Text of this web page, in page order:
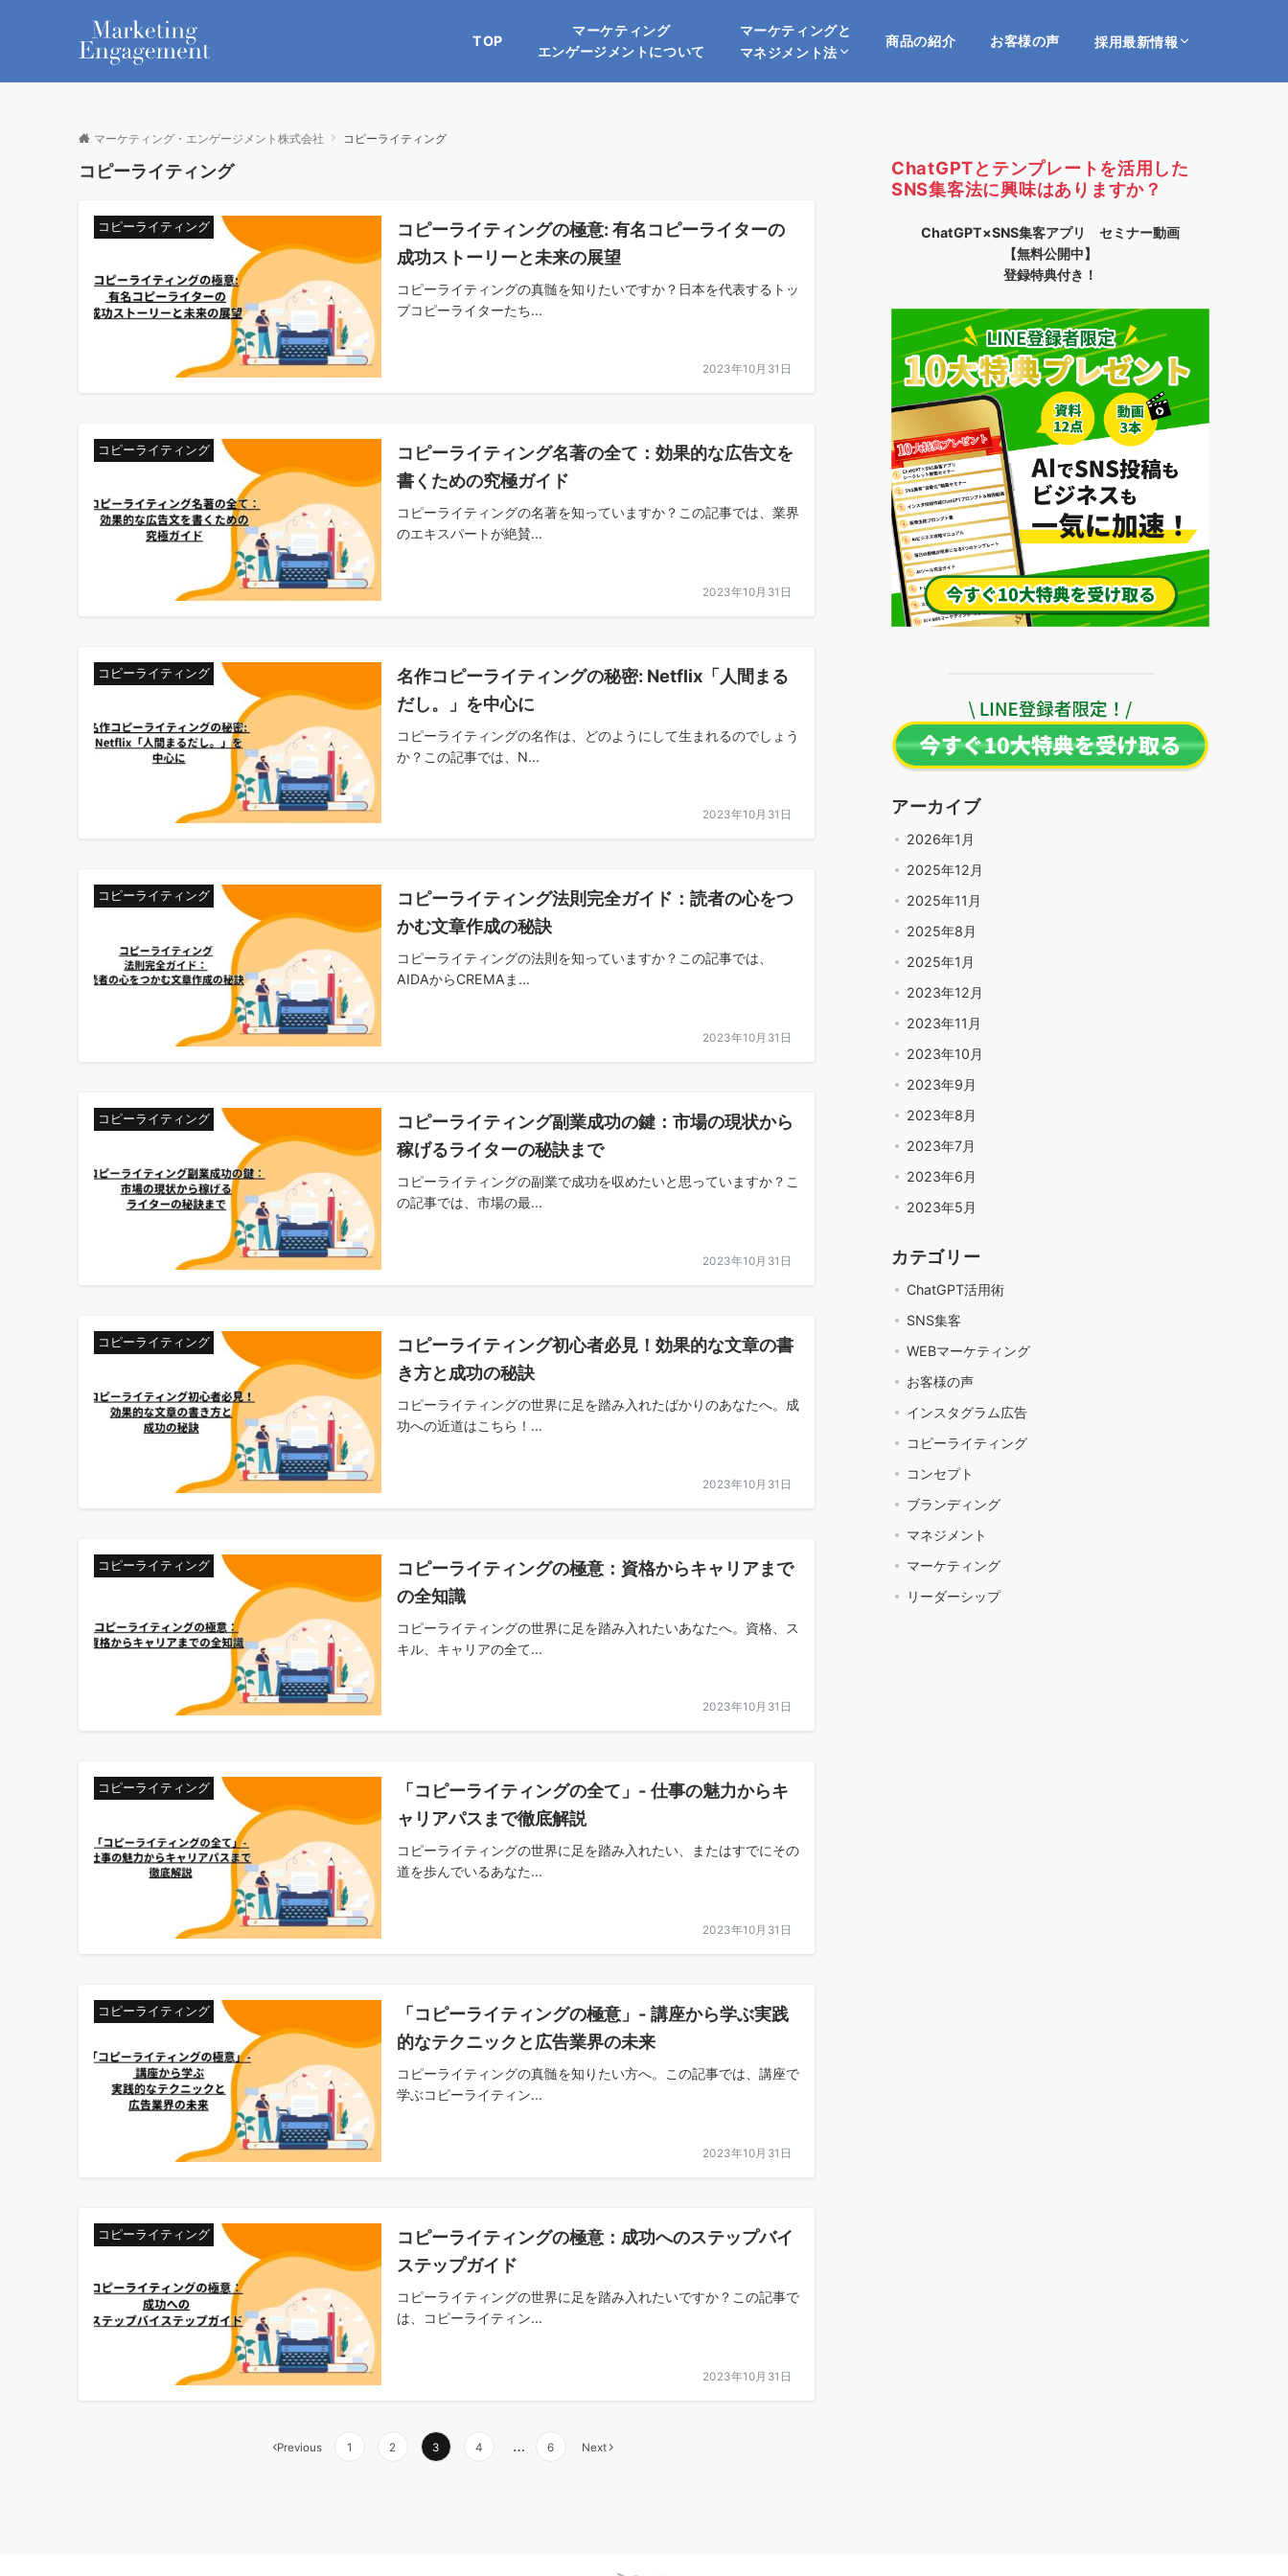
TOP
マーケティング
エンゲージメントについて
マーケティングと
マネジメント法
商品の紹介 お客様の声 採用最新情報
マーケティング・エンゲージメント株式会社 コピーライティング
コピーライティング
コピーライティング
コピーライティングの極意: 有名コピーライターの
成功ストーリーと未来の展望
コピーライティングの真髄を知りたいですか？日本を代表するトッ
プコピーライターたち...
2023年10月31日
コピーライティング
コピーライティング名著の全て：効果的な広告文を
書くための究極ガイド
コピーライティングの名著を知っていますか？この記事では、業界
のエキスパートが絶賛...
2023年10月31日
コピーライティング
名作コピーライティングの秘密: Netflix「人間まる
だし。」を中心に
コピーライティングの名作は、どのようにして生まれるのでしょう
か？この記事では、N...
2023年10月31日
コピーライティング
コピーライティング法則完全ガイド：読者の心をつ
かむ文章作成の秘訣
コピーライティングの法則を知っていますか？この記事では、
AIDAからCREMAま...
2023年10月31日
コピーライティング
コピーライティング副業成功の鍵：市場の現状から
稼げるライターの秘訣まで
コピーライティングの副業で成功を収めたいと思っていますか？こ
の記事では、市場の最...
2023年10月31日
コピーライティング
コピーライティング初心者必見！効果的な文章の書
き方と成功の秘訣
コピーライティングの世界に足を踏み入れたばかりのあなたへ。成
功への近道はこちら！...
2023年10月31日
コピーライティング
コピーライティングの極意：資格からキャリアまで
の全知識
コピーライティングの世界に足を踏み入れたいあなたへ。資格、ス
キル、キャリアの全て...
2023年10月31日
コピーライティング
「コピーライティングの全て」- 仕事の魅力からキ
ャリアパスまで徹底解説
コピーライティングの世界に足を踏み入れたい、またはすでにその
道を歩んでいるあなた...
2023年10月31日
コピーライティング
「コピーライティングの極意」- 講座から学ぶ実践
的なテクニックと広告業界の未来
コピーライティングの真髄を知りたい方へ。この記事では、講座で
学ぶコピーライティン...
2023年10月31日
コピーライティング
コピーライティングの極意：成功へのステップバイ
ステップガイド
コピーライティングの世界に足を踏み入れたいですか？この記事で
は、コピーライティン...
2023年10月31日
Previous 1 2 3 4 … 6 Next
ChatGPTとテンプレートを活用した
SNS集客法に興味はありますか？
ChatGPT×SNS集客アプリ セミナー動画
【無料公開中】
登録特典付き！
アーカイブ
2026年1月
2025年12月
2025年11月
2025年8月
2025年1月
2023年12月
2023年11月
2023年10月
2023年9月
2023年8月
2023年7月
2023年6月
2023年5月
カテゴリー
ChatGPT活用術
SNS集客
WEBマーケティング
お客様の声
インスタグラム広告
コピーライティング
コンセプト
ブランディング
マネジメント
マーケティング
リーダーシップ